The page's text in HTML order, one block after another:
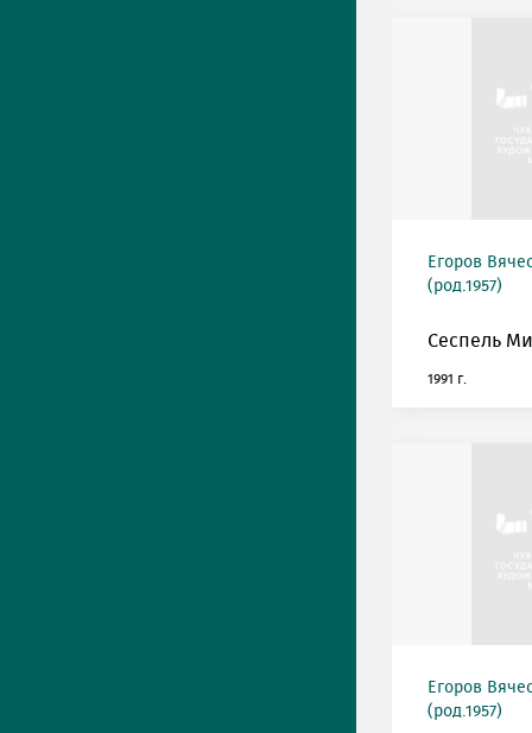
Егоров
(род.1957)
Сеспель
1991 г.
Егоров
(род.1957)